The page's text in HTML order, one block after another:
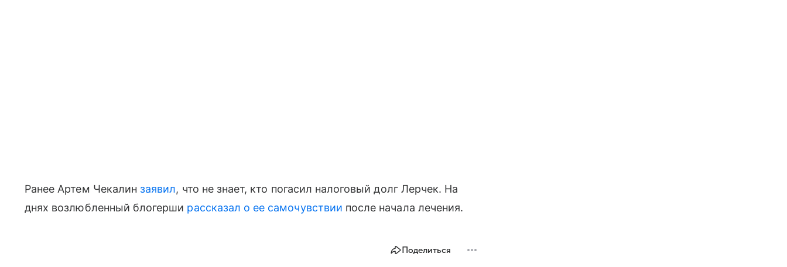
Ранее Артем Чекалин заявил, что не знает, кто погасил налоговый долг Лерчек. На
днях возлюбленный блогерши рассказал о ее самочувствии после начала лечения.
Поделиться